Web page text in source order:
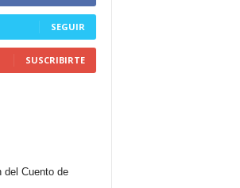
SEGUIR
SUSCRIBIRTE
del Cuento de